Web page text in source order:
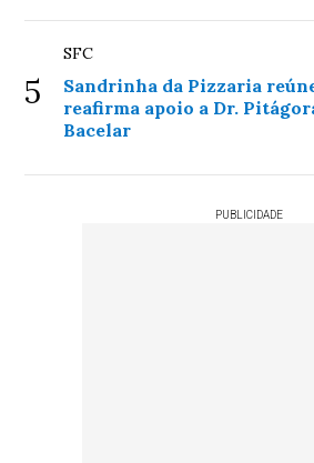
5
SFC
Sandrinha da Pizzaria
reafirma apoio a Dr.
Bacelar
PUBLICIDADE